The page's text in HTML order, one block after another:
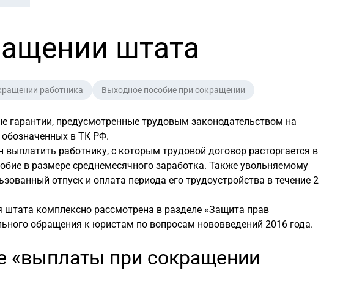
штата
работника Выходное пособие при сокращении
предусмотренные трудовым законодательством на
обозначенных в ТК РФ.
работнику, с которым трудовой договор расторгается в
в размере среднемесячного заработка. Также увольняемому
отпуск и оплата периода его трудоустройства в течение 2
комплексно рассмотрена в разделе «Защита прав
обращения к юристам по вопросам нововведений 2016 года.
«выплаты при сокращении